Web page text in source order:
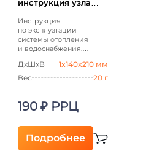
инструкция узла
Инструкция
по эксплуатации
системы отопления
и водоснабжения.
пользователя
ДxШxВ
1x140x210 мм
Вес
20 г
190 ₽ РРЦ
Подробнее